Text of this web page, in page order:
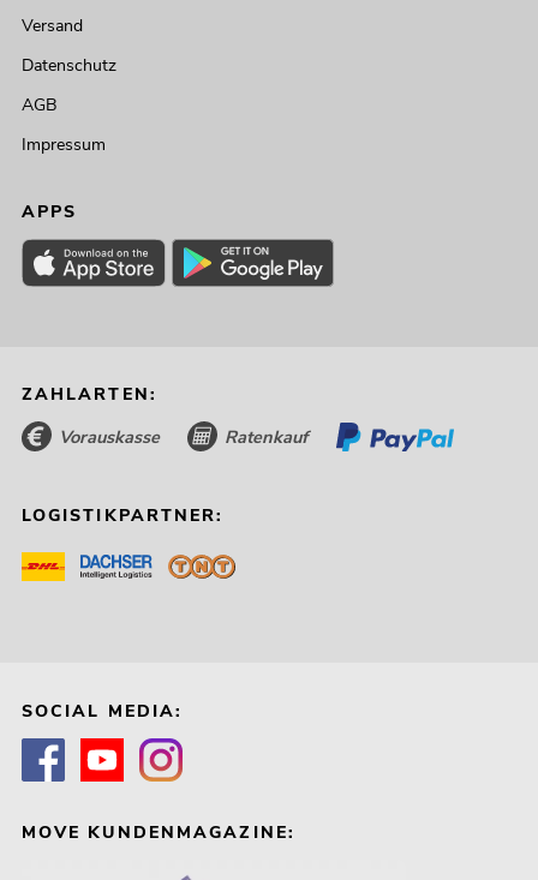
Versand
Datenschutz
AGB
Impressum
APPS
ZAHLARTEN:
Vorauskasse Ratenkauf
LOGISTIKPARTNER:
SOCIAL MEDIA:
MOVE KUNDENMAGAZINE: